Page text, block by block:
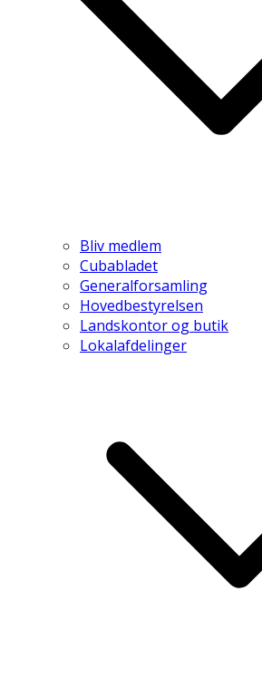
Bliv medlem
Cubabladet
Generalforsamling
Hovedbestyrelsen
Landskontor og butik
Lokalafdelinger